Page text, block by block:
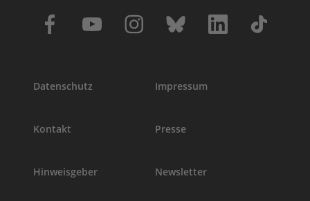
Datenschutz Impressum
Kontakt Presse
Hinweisgeber Newsletter